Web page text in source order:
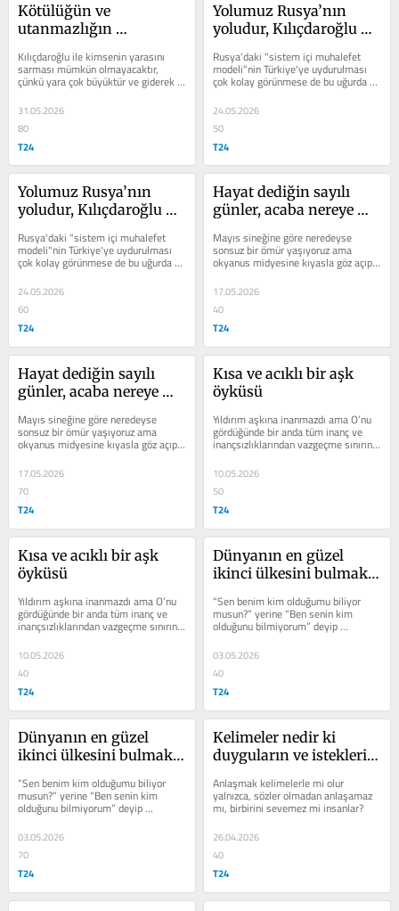
Kötülüğün ve
utanmazlığın
duyulmayan bir dönem
Kılıçdaroğlu ile kimsenin yarasını
sarması mümkün olmayacaktır,
çünkü yara çok büyüktür ve giderek
daha fazla açılmaktadır
31.05.2026
80
T24
Yolumuz Rusya’nın
yoludur, Kılıçdaroğlu
Zyuganov’umuzdur!
Rusya'daki "sistem içi muhalefet
modeli"nin Türkiye'ye uydurulması
çok kolay görünmese de bu uğurda
çabalar süreceğe benziyor
24.05.2026
50
T24
Yolumuz Rusya’nın
yoludur, Kılıçdaroğlu
Zyuganov’umuzdur!
Rusya'daki "sistem içi muhalefet
modeli"nin Türkiye'ye uydurulması
çok kolay görünmese de bu uğurda
çabalar süreceğe benziyor
24.05.2026
60
T24
Hayat dediğin sayılı
günler, acaba nereye
Mayıs sineğine göre neredeyse
sonsuz bir ömür yaşıyoruz ama
okyanus midyesine kıyasla göz açıp
kapayana kadar bitiyor hayatımız
17.05.2026
40
T24
Hayat dediğin sayılı
günler, acaba nereye
Mayıs sineğine göre neredeyse
sonsuz bir ömür yaşıyoruz ama
okyanus midyesine kıyasla göz açıp
kapayana kadar bitiyor hayatımız
17.05.2026
70
T24
Kısa ve acıklı bir aşk
öyküsü
Yıldırım aşkına inanmazdı ama O’nu
gördüğünde bir anda tüm inanç ve
inançsızlıklarından vazgeçme sınırına
geldi
10.05.2026
50
T24
Kısa ve acıklı bir aşk
öyküsü
Yıldırım aşkına inanmazdı ama O’nu
gördüğünde bir anda tüm inanç ve
inançsızlıklarından vazgeçme sınırına
geldi
10.05.2026
40
T24
Dünyanın en güzel
ikinci ülkesini bulmak
“Sen benim kim olduğumu biliyor
musun?” yerine “Ben senin kim
olduğunu bilmiyorum” deyip
başkalarını tanımayı denesek?
03.05.2026
40
T24
Dünyanın en güzel
ikinci ülkesini bulmak
“Sen benim kim olduğumu biliyor
musun?” yerine “Ben senin kim
olduğunu bilmiyorum” deyip
başkalarını tanımayı denesek?
03.05.2026
70
T24
Kelimeler nedir ki
duyguların ve isteklerin
Anlaşmak kelimelerle mi olur
yalnızca, sözler olmadan anlaşamaz
mı, birbirini sevemez mi insanlar?
26.04.2026
40
T24